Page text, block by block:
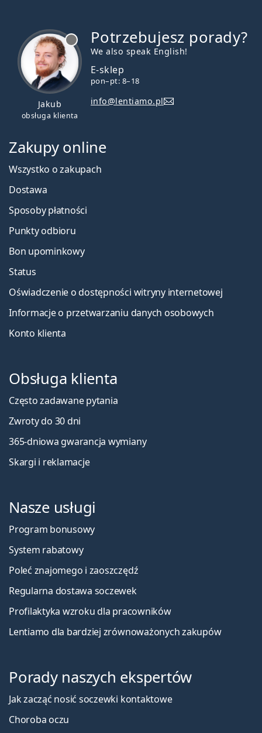
Jakub
obsługa klienta
Potrzebujesz porady?
We also speak English!
E-sklep
pon–pt: 8–18
info@lentiamo.pl
Zakupy online
Wszystko o zakupach
Dostawa
Sposoby płatności
Punkty odbioru
Bon upominkowy
Status
Oświadczenie o dostępności witryny internetowej
Informacje o przetwarzaniu danych osobowych
Konto klienta
Obsługa klienta
Często zadawane pytania
Zwroty do 30 dni
365-dniowa gwarancja wymiany
Skargi i reklamacje
Nasze usługi
Program bonusowy
System rabatowy
Poleć znajomego i zaoszczędź
Regularna dostawa soczewek
Profilaktyka wzroku dla pracowników
Lentiamo dla bardziej zrównoważonych zakupów
Porady naszych ekspertów
Jak zacząć nosić soczewki kontaktowe
Choroba oczu